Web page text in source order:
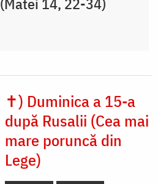
✝) Duminica a 15-a
după Rusalii (Cea mai
mare poruncă din
Lege)